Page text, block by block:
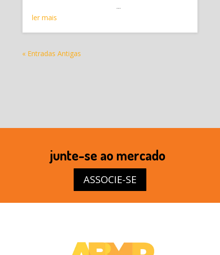
...
ler mais
« Entradas Antigas
junte-se ao mercado
ASSOCIE-SE